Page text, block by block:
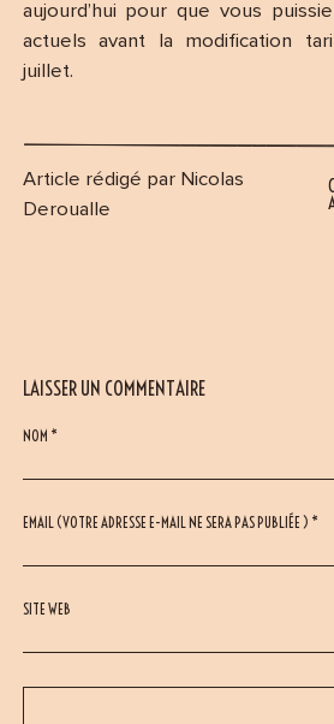
aujourd’hui pour que vous
actuels avant la modification
juillet.
Article rédigé par Nicolas
Deroualle
LAISSER UN COMMENTAIRE
NOM *
EMAIL (VOTRE ADRESSE E-MAIL NE SERA PAS PUBLIÉE ) *
SITE WEB